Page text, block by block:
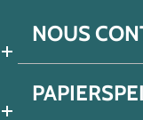
NOUS